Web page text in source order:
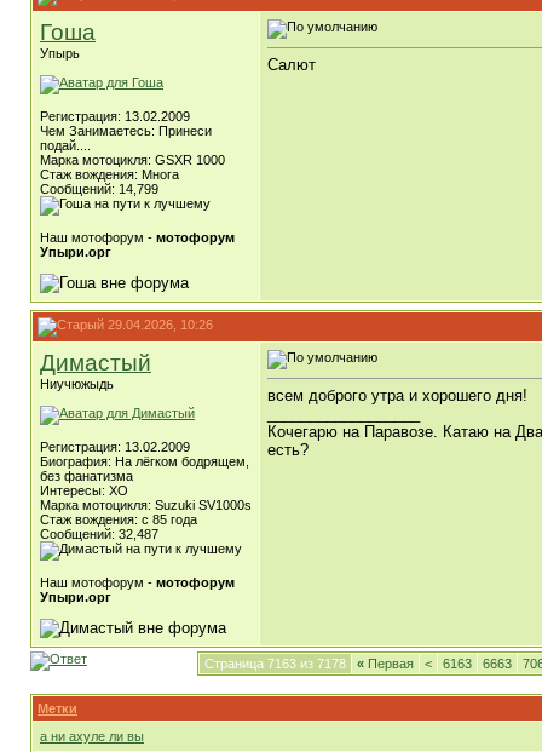
Гоша
Упырь
Регистрация: 13.02.2009
Чем Занимаетесь: Принеси
подай....
Марка мотоцикля: GSXR 1000
Стаж вождения: Многа
Сообщений: 14,799
Наш мотофорум - мотофорум
Упыри.орг
Салют
29.04.2026, 10:26
Димастый
Ниучюжыдь
Регистрация: 13.02.2009
Биография: На лёгком бодрящем,
без фанатизма
Интересы: ХО
Марка мотоцикля: Suzuki SV1000s
Стаж вождения: с 85 года
Сообщений: 32,487
Наш мотофорум - мотофорум
Упыри.орг
всем доброго утра и хорошего дня!
Кочегарю на Паравозе. Катаю на
есть?
Страница 7163 из 7178 « Первая < 6163 6663
Метки
а ни ахуле ли вы